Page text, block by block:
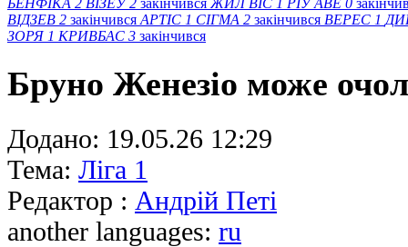
ВІДЗЕВ 2 закінчився АРТІС 1 СІГМА 2 закінчився ВЕРЕС 1
ЗОРЯ 1 КРИВБАС 3 закінчився
Бруно Женезіо може
Додано: 19.05.26 12:29
Тема: Ліга 1
Редактор : Андрій Петі
another languages: ru